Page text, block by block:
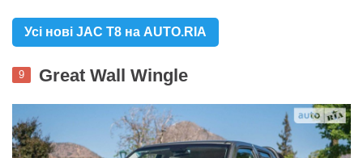
Усі нові JAC T8 на AUTO.RIA
9 Great Wall Wingle